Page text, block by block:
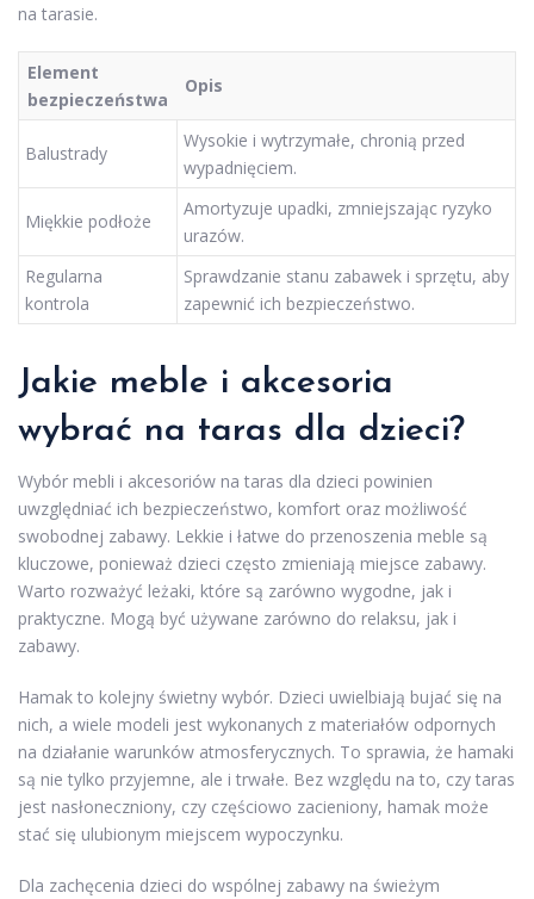
na tarasie.
Element
bezpieczeństwa
Opis
Balustrady
Wysokie i wytrzymałe, chronią przed
wypadnięciem.
Miękkie podłoże
Amortyzuje upadki, zmniejszając ryzyko
urazów.
Regularna
kontrola
Sprawdzanie stanu zabawek i sprzętu, aby
zapewnić ich bezpieczeństwo.
Jakie meble i akcesoria
wybrać na taras dla dzieci?
Wybór mebli i akcesoriów na taras dla dzieci powinien
uwzględniać ich bezpieczeństwo, komfort oraz możliwość
swobodnej zabawy. Lekkie i łatwe do przenoszenia meble są
kluczowe, ponieważ dzieci często zmieniają miejsce zabawy.
Warto rozważyć leżaki, które są zarówno wygodne, jak i
praktyczne. Mogą być używane zarówno do relaksu, jak i
zabawy.
Hamak to kolejny świetny wybór. Dzieci uwielbiają bujać się na
nich, a wiele modeli jest wykonanych z materiałów odpornych
na działanie warunków atmosferycznych. To sprawia, że hamaki
są nie tylko przyjemne, ale i trwałe. Bez względu na to, czy taras
jest nasłoneczniony, czy częściowo zacieniony, hamak może
stać się ulubionym miejscem wypoczynku.
Dla zachęcenia dzieci do wspólnej zabawy na świeżym